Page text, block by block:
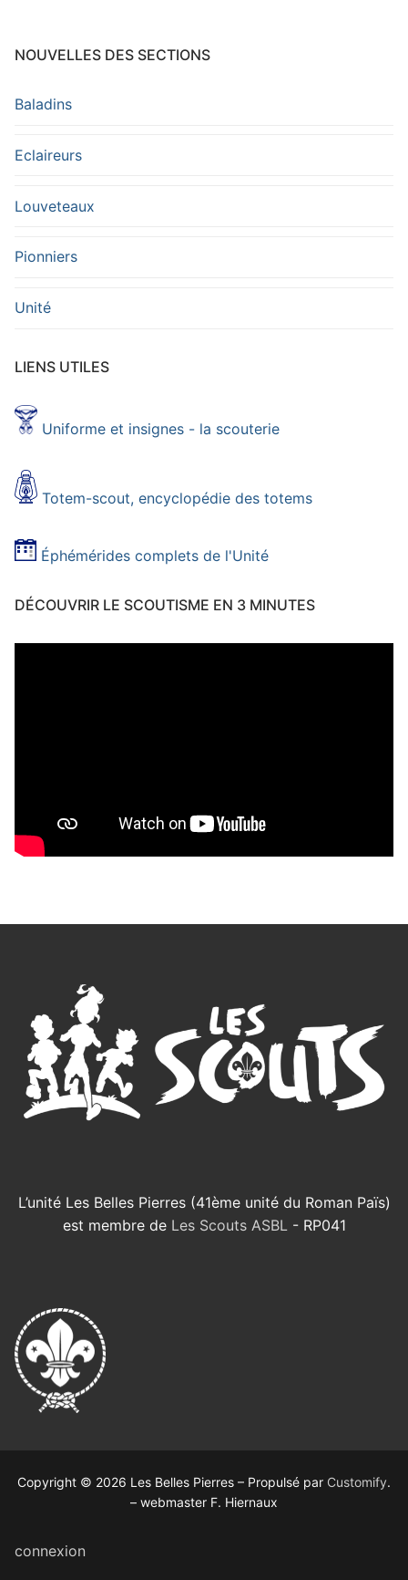
NOUVELLES DES SECTIONS
Baladins
Eclaireurs
Louveteaux
Pionniers
Unité
LIENS UTILES
Uniforme et insignes - la scouterie
Totem-scout, encyclopédie des totems
Éphémérides complets de l'Unité
DÉCOUVRIR LE SCOUTISME EN 3 MINUTES
L’unité Les Belles Pierres (41ème unité du Roman Païs)
est membre de Les Scouts ASBL - RP041
Copyright © 2026 Les Belles Pierres – Propulsé par Customify.
– webmaster F. Hiernaux
connexion